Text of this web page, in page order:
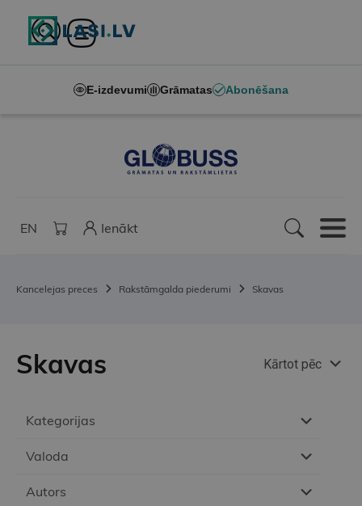
E-izdevumi Grāmatas Abonēšana
EN Ienākt
Kancelejas preces Rakstāmgalda piederumi Skavas
Kategorijas
Valoda
Autors
Skavas Kārtot pēc